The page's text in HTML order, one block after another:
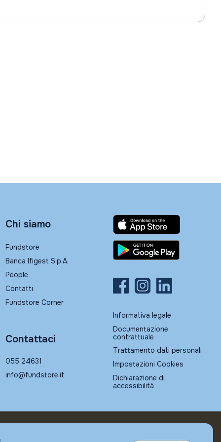
Chi siamo
Fundstore
Banca Ifigest S.p.A.
People
Contatti
Fundstore Corner
Contattaci
055 24631
info@fundstore.it
Informativa legale
Documentazione
contrattuale
Trattamento dati personali
Impostazioni Cookies
Dichiarazione di
accessibilità